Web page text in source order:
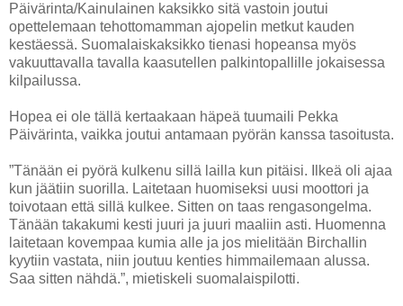
Päivärinta/Kainulainen kaksikko sitä vastoin joutui
opettelemaan tehottomamman ajopelin metkut kauden
kestäessä. Suomalaiskaksikko tienasi hopeansa myös
vakuuttavalla tavalla kaasutellen palkintopallille jokaisessa
kilpailussa.
Hopea ei ole tällä kertaakaan häpeä tuumaili Pekka
Päivärinta, vaikka joutui antamaan pyörän kanssa tasoitusta.
”Tänään ei pyörä kulkenu sillä lailla kun pitäisi. Ilkeä oli ajaa
kun jäätiin suorilla. Laitetaan huomiseksi uusi moottori ja
toivotaan että sillä kulkee. Sitten on taas rengasongelma.
Tänään takakumi kesti juuri ja juuri maaliin asti. Huomenna
laitetaan kovempaa kumia alle ja jos mielitään Birchallin
kyytiin vastata, niin joutuu kenties himmailemaan alussa.
Saa sitten nähdä.”, mietiskeli suomalaispilotti.